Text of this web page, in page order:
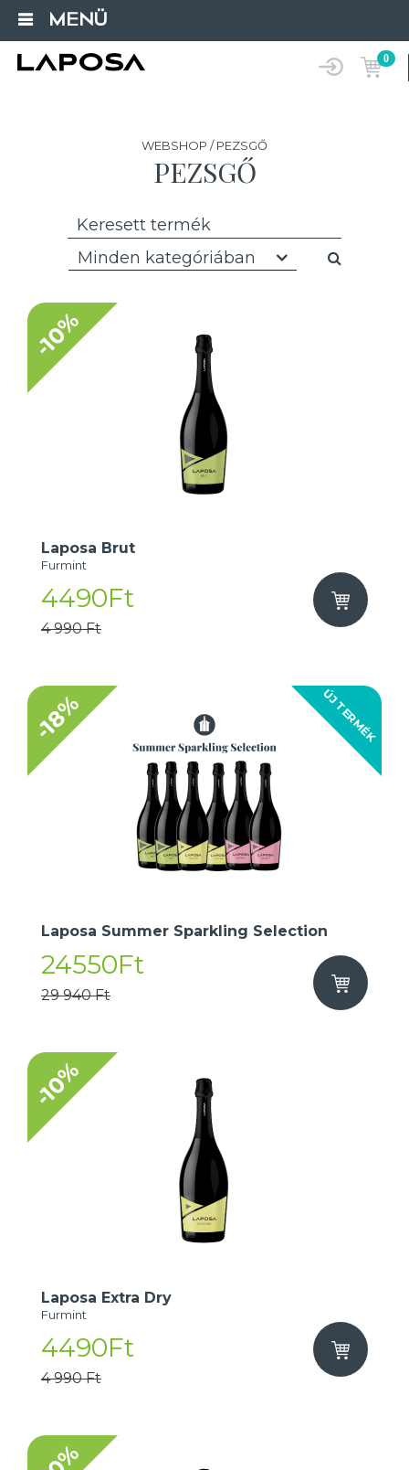
MENÜ
0
WEBSHOP / PEZSGŐ
PEZSGŐ
Minden kategóriában
-10%
Laposa Brut
Furmint
4490Ft
4 990 Ft
ÚJ TERMÉK
-18%
Laposa Summer Sparkling Selection
24550Ft
29 940 Ft
-10%
Laposa Extra Dry
Furmint
4490Ft
4 990 Ft